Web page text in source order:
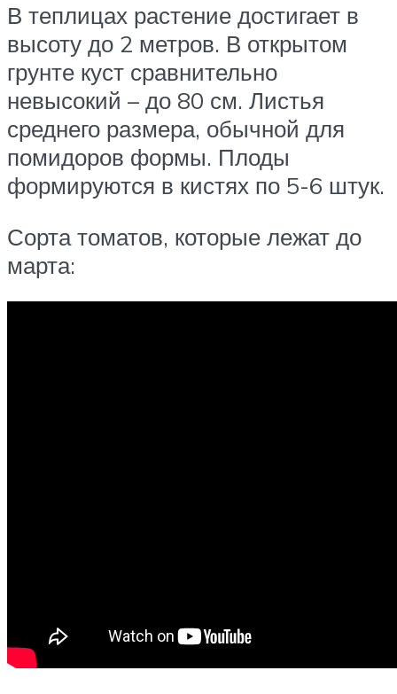
В теплицах растение достигает в
высоту до 2 метров. В открытом
грунте куст сравнительно
невысокий – до 80 см. Листья
среднего размера, обычной для
помидоров формы. Плоды
формируются в кистях по 5-6 штук.
Сорта томатов, которые лежат до
марта: